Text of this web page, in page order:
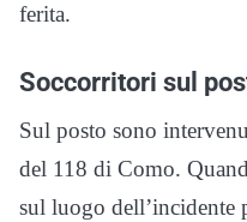
ferita.
Soccorritori sul
Sul posto sono
del 118 di Como.
sul luogo dell’incidente